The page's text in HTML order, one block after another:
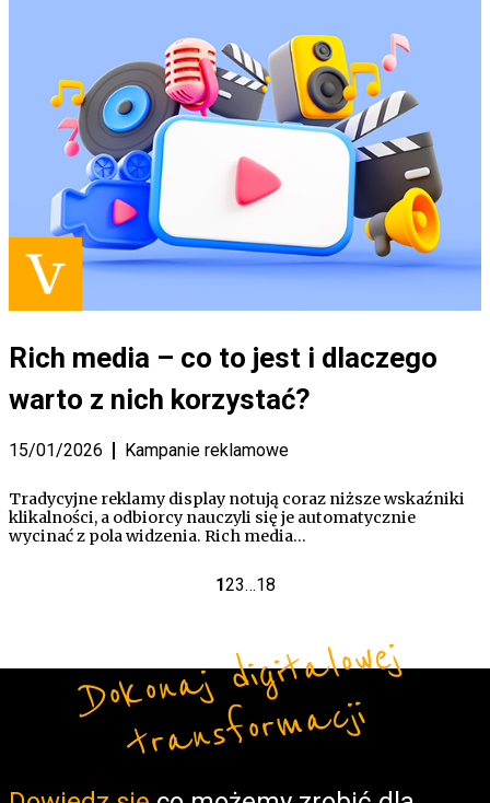
Rich media – co to jest i dlaczego
warto z nich korzystać?
15/01/2026 Kampanie reklamowe
Tradycyjne reklamy display notują coraz niższe wskaźniki
klikalności, a odbiorcy nauczyli się je automatycznie
wycinać z pola widzenia. Rich media…
123…18
Do
ko
n
aj
di
gi
t
alo
w
ej
t
r
a
ns
fo
r
m
a
cji